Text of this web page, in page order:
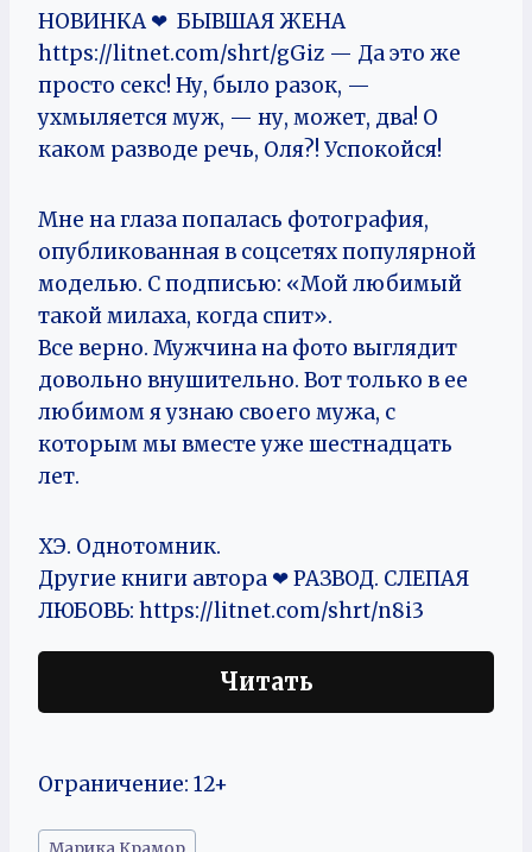
НОВИНКА ❤ БЫВШАЯ ЖЕНА
https://litnet.com/shrt/gGiz — Да это же
просто секс! Ну, было разок, —
ухмыляется муж, — ну, может, два! О
каком разводе речь, Оля?! Успокойся!
Мне на глаза попалась фотография,
опубликованная в соцсетях популярной
моделью. С подписью: «Мой любимый
такой милаха, когда спит».
Все верно. Мужчина на фото выглядит
довольно внушительно. Вот только в ее
любимом я узнаю своего мужа, с
которым мы вместе уже шестнадцать
лет.
ХЭ. Однотомник.
Другие книги автора ❤ РАЗВОД. СЛЕПАЯ
ЛЮБОВЬ: https://litnet.com/shrt/n8i3
Читать
Ограничение: 12+
Метки